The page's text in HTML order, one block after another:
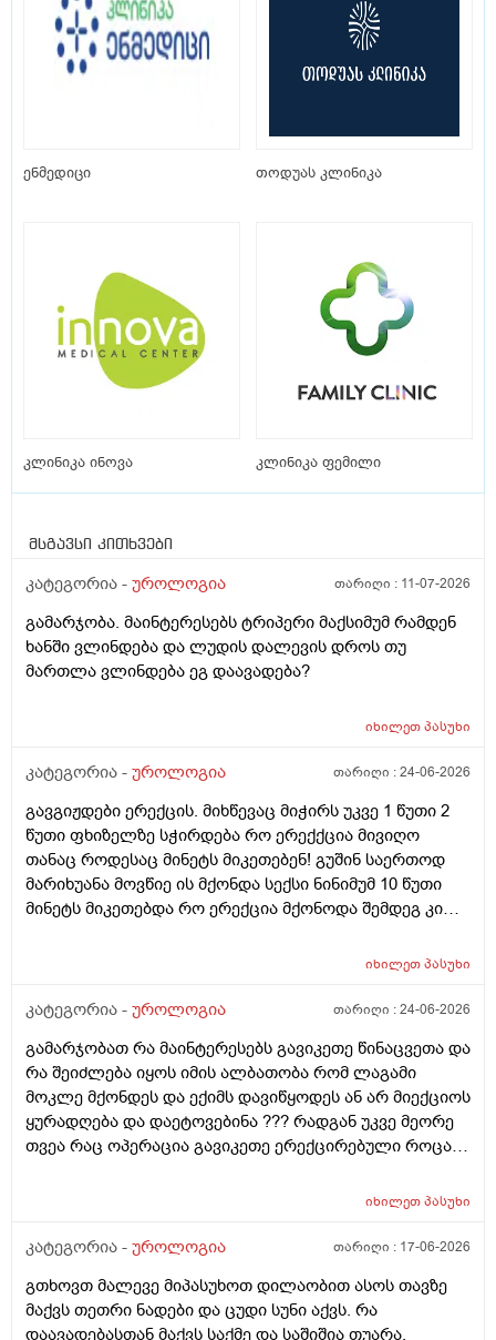
ენმედიცი თოდუას კლინიკა
კლინიკა ინოვა კლინიკა ფემილი
მსგავსი კითხვები
კატეგორია - უროლოგია თარიღი : 11-07-2026
გამარჯობა. მაინტერესებს ტრიპერი მაქსიმუმ რამდენ
ხანში ვლინდება და ლუდის დალევის დროს თუ
მართლა ვლინდება ეგ დაავადება?
იხილეთპასუხი
კატეგორია - უროლოგია თარიღი :24-06-2026
გავგიჟდები ერექცის. მიხწევაც მიჭირს უკვე 1 წუთი 2
წუთი ფხიზელზე სჭირდება რო ერექქცია მივიღო
თანაც როდესაც მინეტს მიკეთებენ! გუშინ საერთოდ
მარიხუანა მოვწიე ის მქონდა სექსი ნინიმუმ 10 წუთი
მინეტს მიკეთებდა რო ერექცია მქონოდა შემდეგ კი
ერექცია მაგრამ გავგიჟდი დავისტრესე რავქნა
იხილეთპასუხი
კატეგორია - უროლოგია თარიღი :24-06-2026
გამარჯობათ რა მაინტერესებს გავიკეთე წინაცვეთა და
რა შეიძლება იყოს იმის ალბათობა რომ ლაგამი
მოკლე მქონდეს და ექიმს დავიწყოდეს ან არ მიექციოს
ყურადღება და დაეტოვებინა ??? რადგან უკვე მეორე
თვეა რაც ოპერაცია გავიკეთე ერექცირებული როცა
ასევე არაერექციულ დროსაც სადღაც ეგრე 1
ერექცირებულის დროს უბრალოდ მერე გარშემოც
იქაჩება ხოლმე და ცოტა დაჭიმვასაც ვგრძნობსავით
ლაგამის არეში
იხილეთპასუხი
კატეგორია - უროლოგია თარიღი : 17-06-2026
გთხოვთ მალევე მიპასუხოთ დილაობით ასოს თავზე
მაქვს თეთრი ნადები და ცუდი სუნი აქვს. რა
დაავადებასთან მაქვს საქმე და საშიშია თუარა.